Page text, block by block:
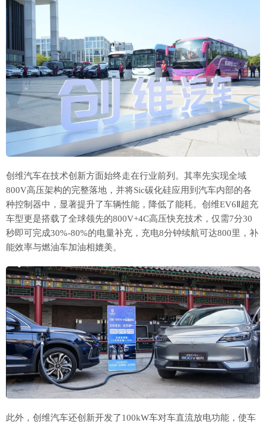
创维汽车在技术创新方面始终走在行业前列。其率先实现全域
800V高压架构的完整落地，并将Sic碳化硅应用到汽车内部的各
种控制器中，显著提升了车辆性能，降低了能耗。创维EV6Ⅱ超充
车型更是搭载了全球领先的800V+4C高压快充技术，仅需7分30
秒即可完成30%-80%的电量补充，充电8分钟续航可达800里，补
能效率与燃油车加油相媲美。
此外，创维汽车还创新开发了100kW车对车直流放电功能，使车